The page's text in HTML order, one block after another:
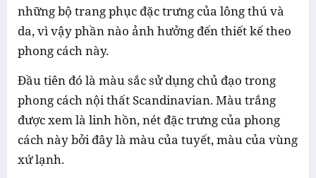
những bộ trang phục đặc trưng của lông thú và
da, vì vậy phần nào ảnh hưởng đến thiết kế theo
phong cách này.
Đầu tiên đó là màu sắc sử dụng chủ đạo trong
phong cách nội thất Scandinavian. Màu trắng
được xem là linh hồn, nét đặc trưng của phong
cách này bởi đây là màu của tuyết, màu của vùng
xứ lạnh.